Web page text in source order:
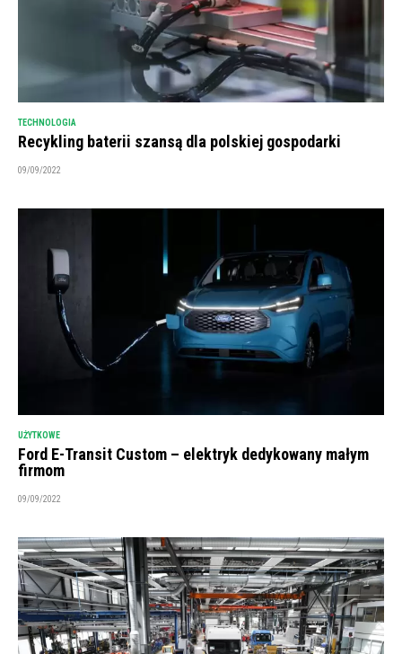
TECHNOLOGIA
Recykling baterii szansą dla polskiej gospodarki
09/09/2022
UŻYTKOWE
Ford E-Transit Custom – elektryk dedykowany małym
firmom
09/09/2022